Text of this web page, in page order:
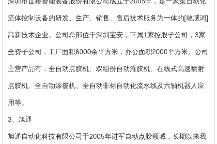
流体控制设备的研发、生产、销售、售后技术服务为一体的[敏感词]
高新技术企业。公司总部位于深圳宝安，下属1家控股子公司，3家
全资子公司，工厂面积6000余平方米，办公面积2000平方米。公司
主营产品有：全自动点胶机、双组份自动灌胶机、在线式高速喷射
点胶机、全自动涂覆机、全自动非标自动化流水线及六轴机器人应
用等。
3、旭通
旭通自动化科技有限公司于2005年进军自动点胶领域，长期以来我